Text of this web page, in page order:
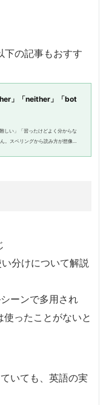
下の記事もおすす
」「neither」「bot
しい」「習ったけどよく分からな
。スペリングから読み方が想像し
分けについて解説
ーンで多用され
使ったことがないと
いても、英語の実